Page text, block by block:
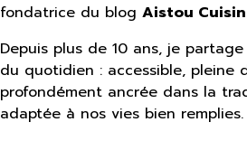
fondatrice du blog Aistou
Depuis plus de 10 ans, je
du quotidien : accessible, pleine
profondément ancrée dans la
adaptée à nos vies bien remplies.